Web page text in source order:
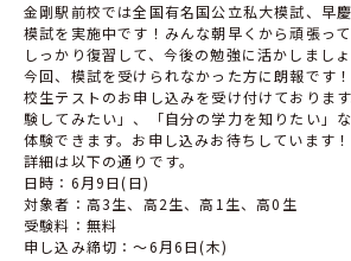
金剛駅前校では全国有名国公立私大模試、早
模試を実施中です！みんな朝早くから頑張っ
しっかり復習して、今後の勉強に活かしましょ
今回、模試を受けられなかった方に朗報です
校生テストのお申し込みを受け付けておりま
験してみたい」、「自分の学力を知りたい」
体験できます。お申し込みお待ちしています！
詳細は以下の通りです。
日時：6月9日(日)
対象者：高3生、高2生、高1生、高0生
受験料：無料
申し込み締切：～6月6日(木)